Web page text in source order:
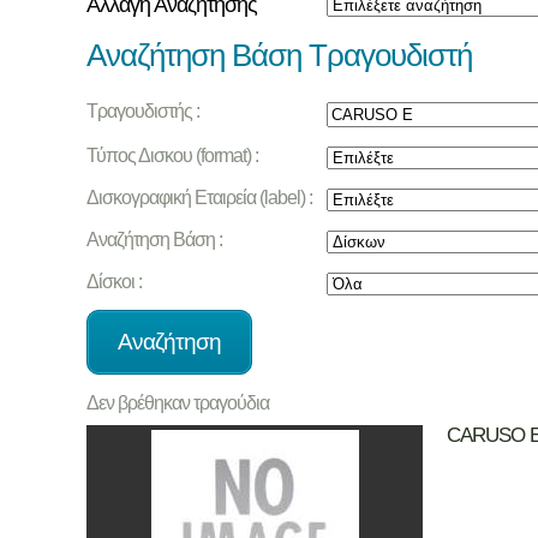
Αλλαγή Αναζήτησης
Αναζήτηση Βάση Τραγουδιστή
Τραγουδιστής :
Τύπος Δισκου (format) :
Δισκογραφική Εταιρεία (label) :
Αναζήτηση Βάση :
Δίσκοι :
Δεν βρέθηκαν τραγούδια
CARUSO